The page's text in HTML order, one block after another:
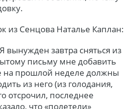
из Сенцова Наталье Каплан:
вынужден завтра сняться из
письму мне добавить
на прошлой неделе должны
из него (из голодания,
отсрочил, последнее
что «полетели»